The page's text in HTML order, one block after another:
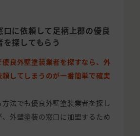
口に依頼して足柄上郡の優良
探してもらう
良外壁塗装業者を探すなら、外
してしまうのが一番簡単で確実
法でも優良外壁塗装業者を探し
外壁塗装の窓口に加盟するため